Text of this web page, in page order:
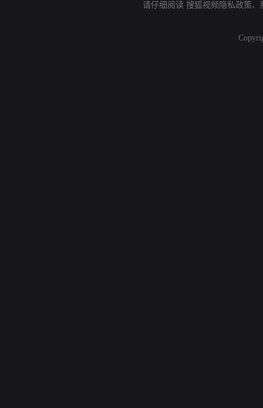
请仔细阅读 搜狐视频隐私政策、